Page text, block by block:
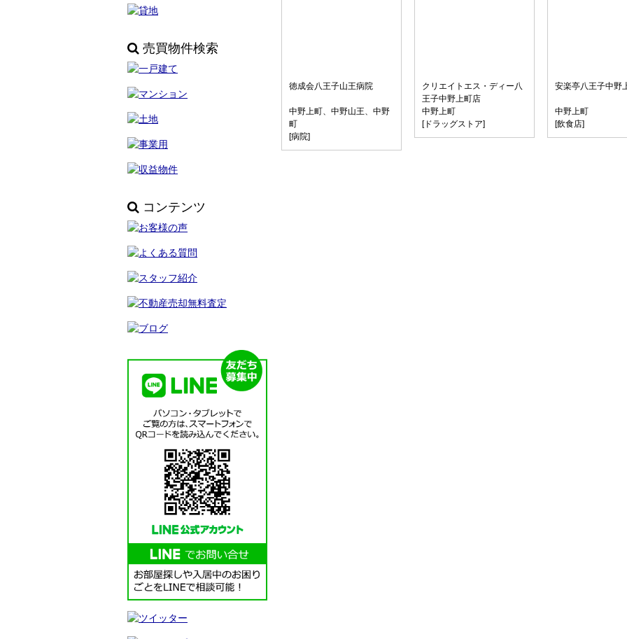
売買物件検索
コンテンツ
徳成会八王子山王病院
中野上町、中野山王、中野
町
[病院]
クリエイトエス・ディー八
王子中野上町店
中野上町
[ドラッグストア]
安楽亭八王子中野
中野上町
[飲食店]